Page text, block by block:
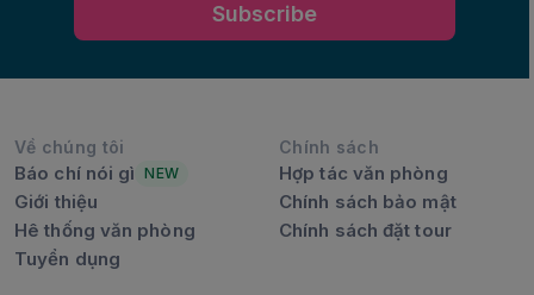
Subscribe
Về chúng tôi
Báo chí nói gì NEW
Giới thiệu
Hê thống văn phòng
Tuyển dụng
Chính sách
Hợp tác văn phòng
Chính sách bảo mật
Chính sách đặt tour